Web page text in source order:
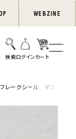
WEBZINE
フレークシール マスカレー